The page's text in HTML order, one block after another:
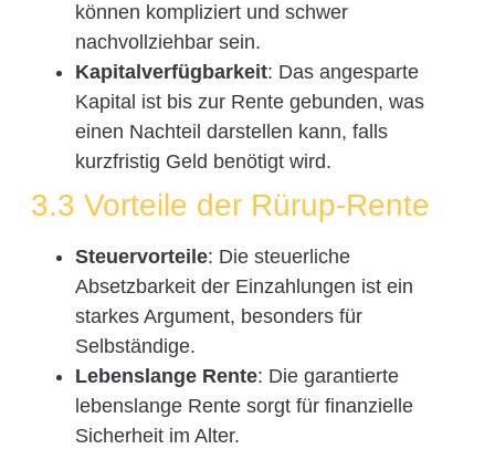
können kompliziert und schwer
nachvollziehbar sein.
Kapitalverfügbarkeit: Das angesparte
Kapital ist bis zur Rente gebunden, was
einen Nachteil darstellen kann, falls
kurzfristig Geld benötigt wird.
3.3 Vorteile der Rürup-Rente
Steuervorteile: Die steuerliche
Absetzbarkeit der Einzahlungen ist ein
starkes Argument, besonders für
Selbständige.
Lebenslange Rente: Die garantierte
lebenslange Rente sorgt für finanzielle
Sicherheit im Alter.